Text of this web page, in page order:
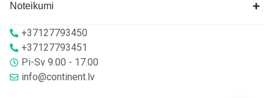
Noteikumi
+37127793450
+37127793451
Pi-Sv 9.00 - 17.00
info@continent.lv